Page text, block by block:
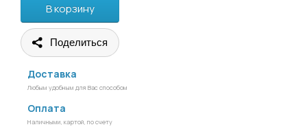
В корзину
Поделиться
Доставка
Любым удобным для Вас способом
Оплата
Наличными, картой, по счету